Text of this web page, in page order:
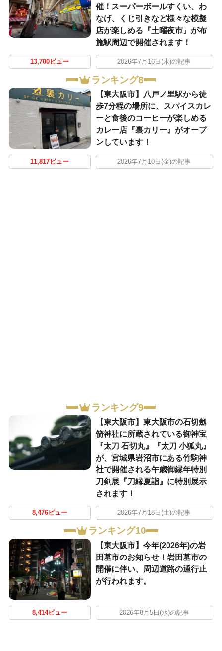
催！スーパーボールすくい、わ
なげ、くじ引きなど様々な模擬
店が楽しめる『土曜夜市』が布
施駅周辺で開催されます！
13,700ビュー 2026年7月16日(木)の記事
ランキング8
【東大阪市】八戸ノ里駅から徒
歩7分程の場所に、スパイスカレ
ーと食後のコーヒーが楽しめる
カレー店『裏カリー』がオープ
ンしています！
11,817ビュー 2026年7月10日(金)の記事
ランキング9
【東大阪市】東大阪市の石切劔
箭神社に所蔵されている御神宝
『太刀 石切丸』『太刀 小狐丸』
が、宮城県岩沼市にある竹駒神
社で開催される午歳御縁年特別
刀剣展『刀縁夏詣』に特別展示
されます！
8,476ビュー 2026年7月18日(土)の記事
ランキング10
【東大阪市】今年(2026年)の岩
田墓市のお知らせ！岩田墓市の
開催に伴い、周辺道路の通行止
が行われます。
8,414ビュー 2026年8月5日(水)の記事